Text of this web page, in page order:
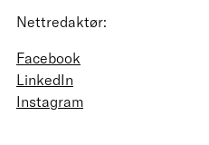
Nettredaktør:
Facebook
LinkedIn
Instagram